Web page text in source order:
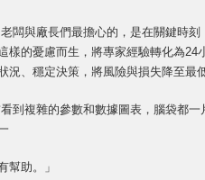
闆與廠長們最擔心的，是在關鍵時
樣的憂慮而生，將專家經驗轉化為
況、穩定決策，將風險與損失降至最
到複雜的參數和數據圖表，腦袋都
幫助。」